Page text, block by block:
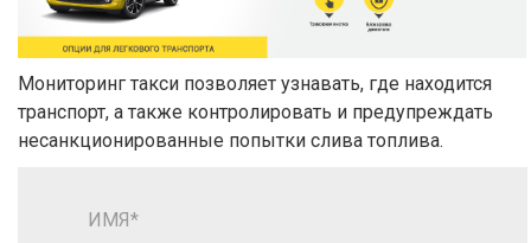
Мониторинг такси позволяет узнавать, где находится
транспорт, а также контролировать и предупреждать
несанкционированные попытки слива топлива.